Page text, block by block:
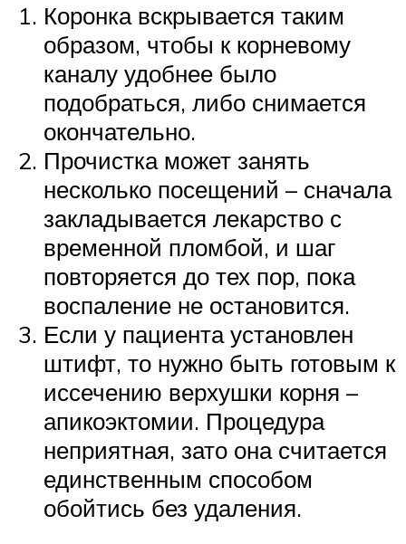
Коронка вскрывается таким
образом, чтобы к корневому
каналу удобнее было
подобраться, либо снимается
окончательно.
Прочистка может занять
несколько посещений – сначала
закладывается лекарство с
временной пломбой, и шаг
повторяется до тех пор, пока
воспаление не остановится.
Если у пациента установлен
штифт, то нужно быть готовым к
иссечению верхушки корня –
апикоэктомии. Процедура
неприятная, зато она считается
единственным способом
обойтись без удаления.